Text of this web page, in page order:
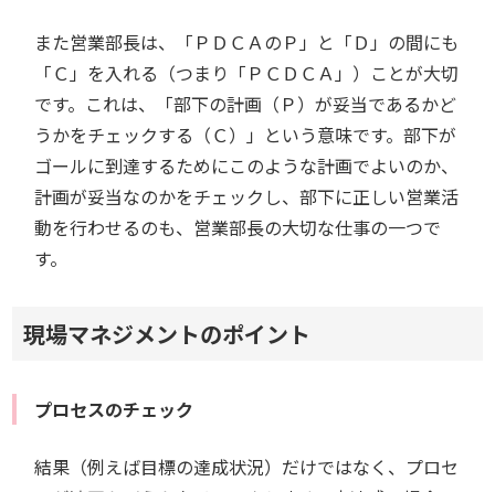
また営業部長は、「ＰＤＣＡのＰ」と「Ｄ」の間にも
「Ｃ」を入れる（つまり「ＰＣＤＣＡ」）ことが大切
です。これは、「部下の計画（Ｐ）が妥当であるかど
うかをチェックする（Ｃ）」という意味です。部下が
ゴールに到達するためにこのような計画でよいのか、
計画が妥当なのかをチェックし、部下に正しい営業活
動を行わせるのも、営業部長の大切な仕事の一つで
す。
現場マネジメントのポイント
プロセスのチェック
結果（例えば目標の達成状況）だけではなく、プロセ